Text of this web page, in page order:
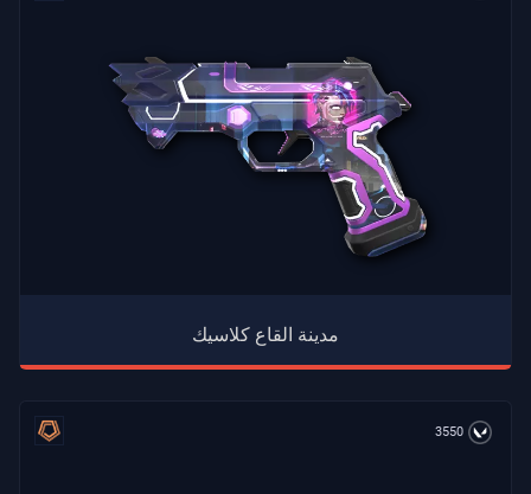
مدينة القاع كلاسيك
3550